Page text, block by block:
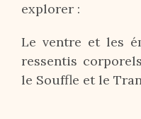
explorer :
Le ventre et les
ressentis
le Souffle et le